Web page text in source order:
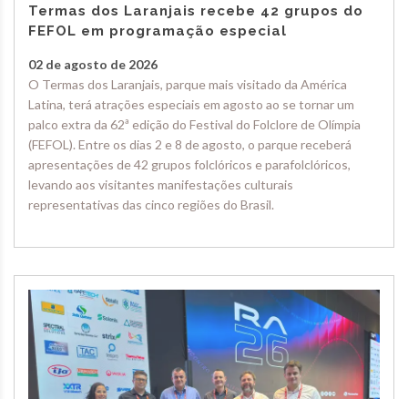
Termas dos Laranjais recebe 42 grupos do
FEFOL em programação especial
02 de agosto de 2026
O Termas dos Laranjais, parque mais visitado da América
Latina, terá atrações especiais em agosto ao se tornar um
palco extra da 62ª edição do Festival do Folclore de Olímpia
(FEFOL). Entre os dias 2 e 8 de agosto, o parque receberá
apresentações de 42 grupos folclóricos e parafolclóricos,
levando aos visitantes manifestações culturais
representativas das cinco regiões do Brasil.